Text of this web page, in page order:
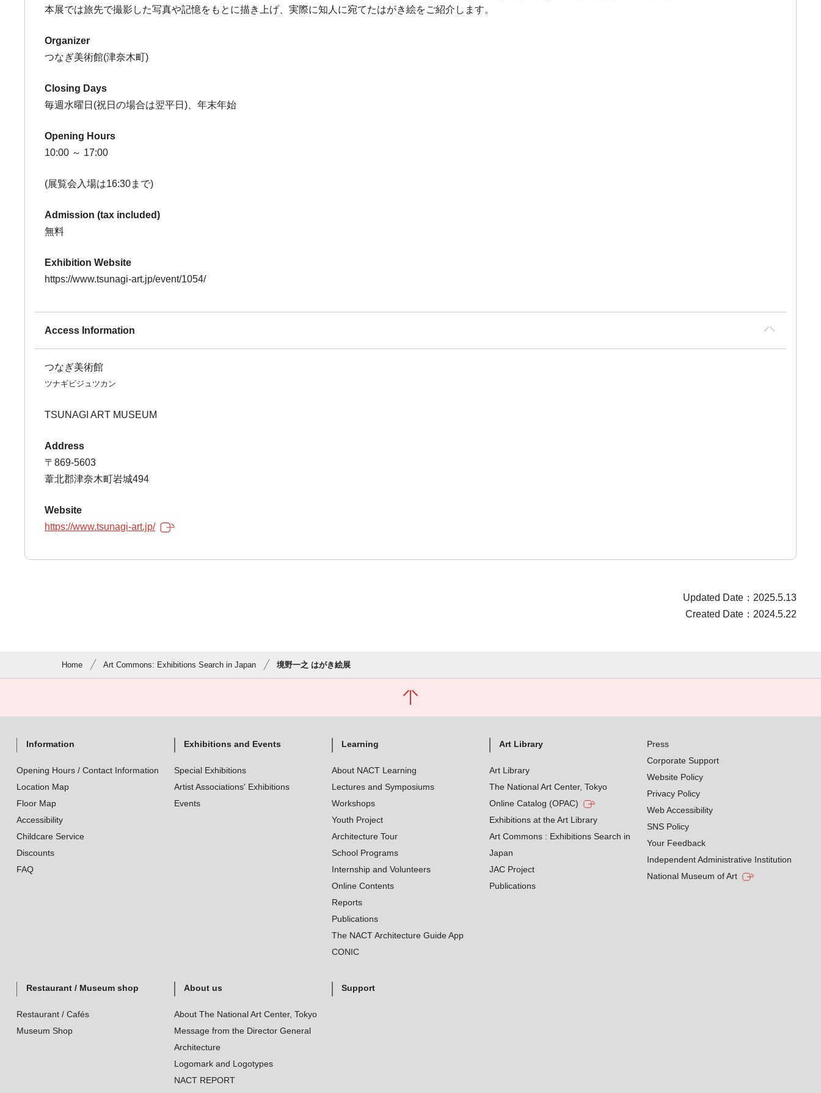
本展では旅先で撮影した写真や記憶をもとに描き上げ、実際に知人に宛てたはがき絵をご紹介します。
Organizer
つなぎ美術館(津奈木町)
Closing Days
毎週水曜日(祝日の場合は翌平日)、年末年始
Opening Hours
10:00 ～ 17:00
(展覧会入場は16:30まで)
Admission (tax included)
無料
Exhibition Website
https://www.tsunagi-art.jp/event/1054/
Access Information
つなぎ美術館
ツナギビジュツカン
TSUNAGI ART MUSEUM
Address
〒869-5603
葦北郡津奈木町岩城494
Website
https://www.tsunagi-art.jp/
Updated Date：2025.5.13
Created Date：2024.5.22
Home Art Commons: Exhibitions Search in Japan 境野一之 はがき絵展
Information
Opening Hours / Contact Information
Location Map
Floor Map
Accessibility
Childcare Service
Discounts
FAQ
Exhibitions and Events
Special Exhibitions
Artist Associations' Exhibitions
Events
Learning
About NACT Learning
Lectures and Symposiums
Workshops
Youth Project
Architecture Tour
School Programs
Internship and Volunteers
Online Contents
Reports
Publications
The NACT Architecture Guide App
CONIC
Art Library
Art Library
The National Art Center, Tokyo
Online Catalog (OPAC)
Exhibitions at the Art Library
Art Commons : Exhibitions Search in
Japan
JAC Project
Publications
Restaurant / Museum shop
Restaurant / Cafés
Museum Shop
About us
About The National Art Center, Tokyo
Message from the Director General
Architecture
Logomark and Logotypes
NACT REPORT
Support
Press
Corporate Support
Website Policy
Privacy Policy
Web Accessibility
SNS Policy
Your Feedback
Independent Administrative Institution
National Museum of Art